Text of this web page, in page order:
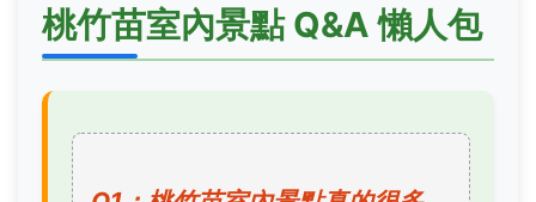
桃竹苗室內景點 Q&A 懶人包